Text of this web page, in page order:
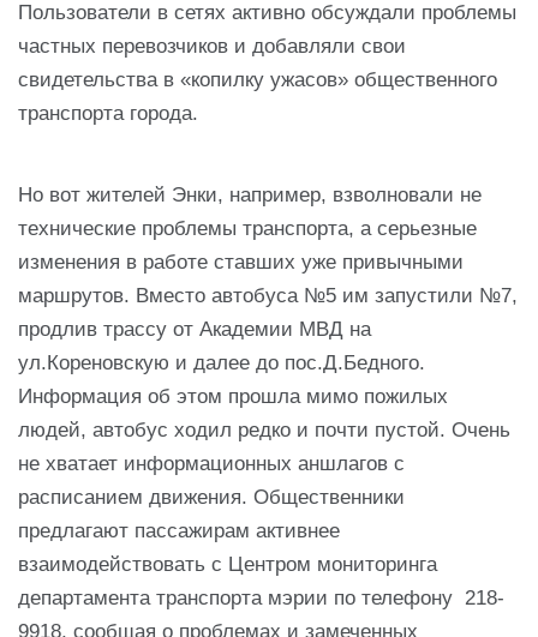
Пользователи в сетях активно обсуждали проблемы
частных перевозчиков и добавляли свои
свидетельства в «копилку ужасов» общественного
транспорта города.
Но вот жителей Энки, например, взволновали не
технические проблемы транспорта, а серьезные
изменения в работе ставших уже привычными
маршрутов. Вместо автобуса №5 им запустили №7,
продлив трассу от Академии МВД на
ул.Кореновскую и далее до пос.Д.Бедного.
Информация об этом прошла мимо пожилых
людей, автобус ходил редко и почти пустой. Очень
не хватает информационных аншлагов с
расписанием движения. Общественники
предлагают пассажирам активнее
взаимодействовать с Центром мониторинга
департамента транспорта мэрии по телефону 218-
9918, сообщая о проблемах и замеченных